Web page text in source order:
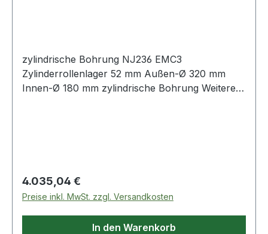
zylindrische Bohrung NJ236 EMC3
Zylinderrollenlager 52 mm Außen-Ø 320 mm
Innen-Ø 180 mm zylindrische Bohrung Weitere
Regulärer Preis:
4.035,04 €
Preise inkl. MwSt. zzgl. Versandkosten
In den Warenkorb